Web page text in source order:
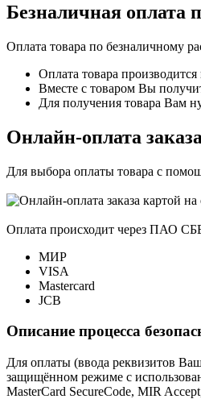
Безналичная оплата
Оплата товара по безналичному
Оплата товара
Вместе с товаром Вы
Для получения товара Вам
Онлайн-оплата
Для выбора оплаты товара с
Оплата происходит через ПАО
МИР
VISA
Mastercard
JCB
Описание процесса
Для оплаты (ввода реквизитов
защищённом режиме с
MasterCard SecureCode, MIR